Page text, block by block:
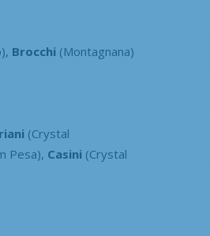
Brocchi (Montagnana)
(Crystal
Pesa), Casini (Crystal